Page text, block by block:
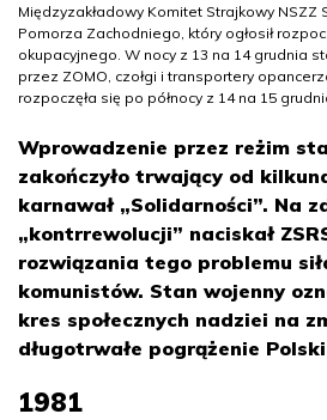
Międzyzakładowy Komitet Strajkowy NSZZ
Pomorza Zachodniego, który ogłosił
okupacyjnego. W nocy z 13 na 14 grudnia
przez ZOMO, czołgi i transportery
rozpoczęła się po północy z 14 na 15
Wprowadzenie przez reżim
zakończyło trwający od
karnawał „Solidarności”. Na
„kontrrewolucji” naciskał
rozwiązania tego problemu
komunistów. Stan wojenny
kres społecznych nadziei na
długotrwałe pogrążenie
1981